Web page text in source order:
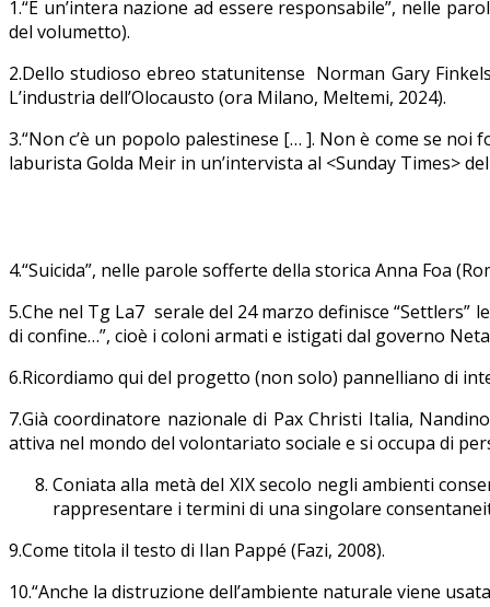
1.“È un’intera nazione ad essere responsabile”, nelle
del volumetto).
2.Dello studioso ebreo statunitense Norman Gary
L’industria dell’Olocausto (ora Milano, Meltemi, 2024).
3.“Non c’è un popolo palestinese [… ]. Non è come se
laburista Golda Meir in un’intervista al <Sunday Times>
4.“Suicida”, nelle parole sofferte della storica Anna Foa
5.Che nel Tg La7 serale del 24 marzo definisce
di confine…”, cioè i coloni armati e istigati dal governo
6.Ricordiamo qui del progetto (non solo) pannelliano di
7.Già coordinatore nazionale di Pax Christi Italia,
attiva nel mondo del volontariato sociale e si occupa di
Coniata alla metà del XIX secolo negli ambienti
rappresentare i termini di una singolare
9.Come titola il testo di Ilan Pappé (Fazi, 2008).
10.“Anche la distruzione dell’ambiente naturale viene